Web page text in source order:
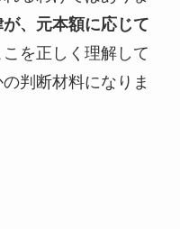
、元本額に応じて
を正しく理解して
判断材料になりま